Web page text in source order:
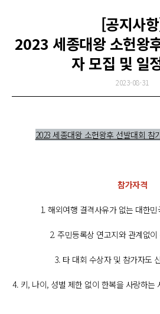
[공지사
2023 세종대왕 소헌왕
자 모집 및 일
2023-08-31
2023 세종대왕 소헌왕후 선발대회 참
참가자격
1. 해외여행 결격사유가 없는 대한
2. 주민등록상 연고지와 관계없
3. 타 대회 수상자 및 참가자도
4. 키, 나이, 성별 제한 없이 한복을 사랑하는